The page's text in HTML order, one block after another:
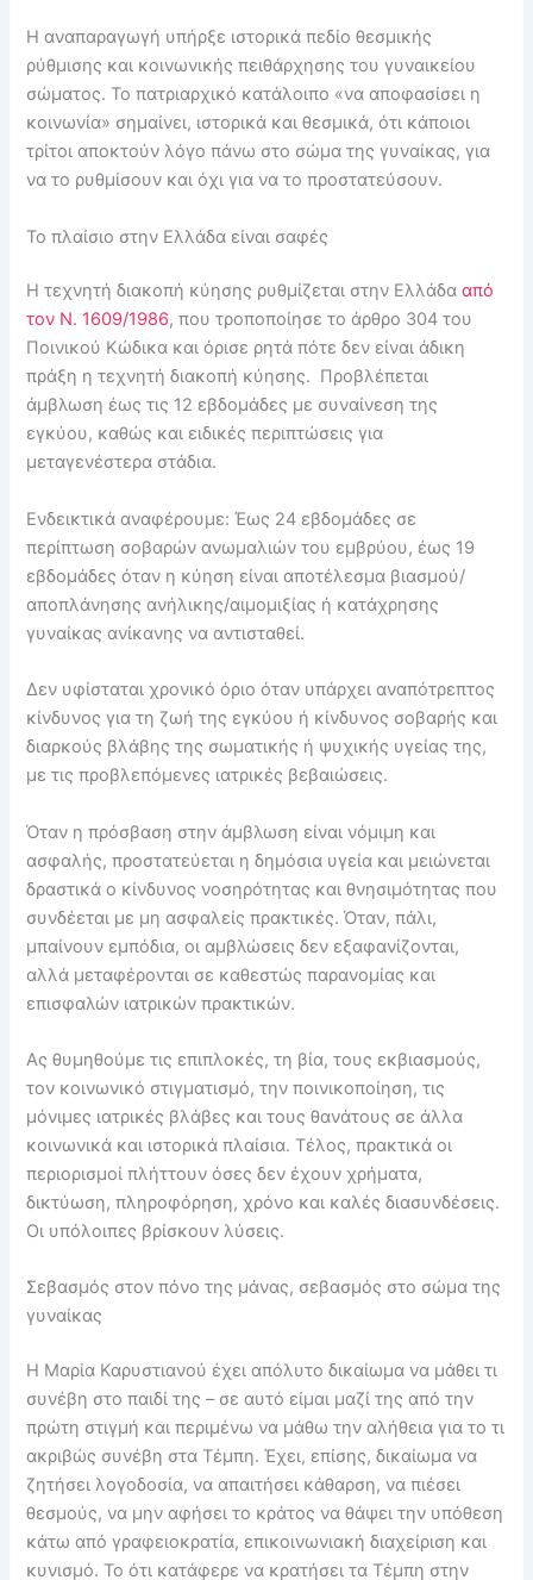
Η αναπαραγωγή υπήρξε ιστορικά πεδίο θεσμικής
ρύθμισης και κοινωνικής πειθάρχησης του γυναικείου
σώματος. Το πατριαρχικό κατάλοιπο «να αποφασίσει η
κοινωνία» σημαίνει, ιστορικά και θεσμικά, ότι κάποιοι
τρίτοι αποκτούν λόγο πάνω στο σώμα της γυναίκας, για
να το ρυθμίσουν και όχι για να το προστατεύσουν.
Το πλαίσιο στην Ελλάδα είναι σαφές
Η τεχνητή διακοπή κύησης ρυθμίζεται στην Ελλάδααπό
τον Ν. 1609/1986, που τροποποίησε το άρθρο 304 του
Ποινικού Κώδικα και όρισε ρητά πότε δεν είναι άδικη
πράξη η τεχνητή διακοπή κύησης. Προβλέπεται
άμβλωση έως τις 12 εβδομάδες με συναίνεση της
εγκύου, καθώς και ειδικές περιπτώσεις για
μεταγενέστερα στάδια.
Ενδεικτικά αναφέρουμε: Έως 24 εβδομάδες σε
περίπτωση σοβαρών ανωμαλιών του εμβρύου, έως 19
εβδομάδες όταν η κύηση είναι αποτέλεσμα βιασμού/
αποπλάνησης ανήλικης/αιμομιξίας ή κατάχρησης
γυναίκας ανίκανης να αντισταθεί.
Δεν υφίσταται χρονικό όριο όταν υπάρχει αναπότρεπτος
κίνδυνος για τη ζωή της εγκύου ή κίνδυνος σοβαρής και
διαρκούς βλάβης της σωματικής ή ψυχικής υγείας της,
με τις προβλεπόμενες ιατρικές βεβαιώσεις.
Όταν η πρόσβαση στην άμβλωση είναι νόμιμη και
ασφαλής, προστατεύεται η δημόσια υγεία και μειώνεται
δραστικά ο κίνδυνος νοσηρότητας και θνησιμότητας που
συνδέεται με μη ασφαλείς πρακτικές. Όταν, πάλι,
μπαίνουν εμπόδια, οι αμβλώσεις δεν εξαφανίζονται,
αλλά μεταφέρονται σε καθεστώς παρανομίας και
επισφαλών ιατρικών πρακτικών.
Ας θυμηθούμε τις επιπλοκές, τη βία, τους εκβιασμούς,
τον κοινωνικό στιγματισμό, την ποινικοποίηση, τις
μόνιμες ιατρικές βλάβες και τους θανάτους σε άλλα
κοινωνικά και ιστορικά πλαίσια. Τέλος, πρακτικά οι
περιορισμοί πλήττουν όσες δεν έχουν χρήματα,
δικτύωση, πληροφόρηση, χρόνο και καλές διασυνδέσεις.
Οι υπόλοιπες βρίσκουν λύσεις.
Σεβασμός στον πόνο της μάνας, σεβασμός στο σώμα της
γυναίκας
Η Μαρία Καρυστιανού έχει απόλυτο δικαίωμα να μάθει τι
συνέβη στο παιδί της – σε αυτό είμαι μαζί της από την
πρώτη στιγμή και περιμένω να μάθω την αλήθεια για το τι
ακριβώς συνέβη στα Τέμπη. Έχει, επίσης, δικαίωμα να
ζητήσει λογοδοσία, να απαιτήσει κάθαρση, να πιέσει
θεσμούς, να μην αφήσει το κράτος να θάψει την υπόθεση
κάτω από γραφειοκρατία, επικοινωνιακή διαχείριση και
κυνισμό. Το ότι κατάφερε να κρατήσει τα Τέμπη στην